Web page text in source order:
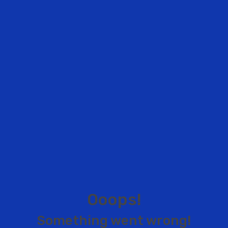
Ooops!
Something went wrong!